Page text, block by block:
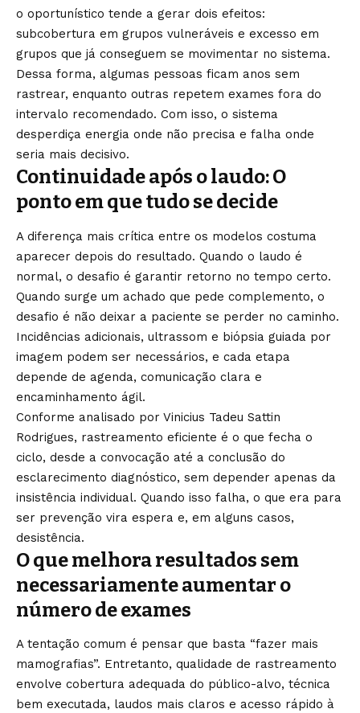
o oportunístico tende a gerar dois efeitos:
subcobertura em grupos vulneráveis e excesso em
grupos que já conseguem se movimentar no sistema.
Dessa forma, algumas pessoas ficam anos sem
rastrear, enquanto outras repetem exames fora do
intervalo recomendado. Com isso, o sistema
desperdiça energia onde não precisa e falha onde
seria mais decisivo.
Continuidade após o laudo: O
ponto em que tudo se decide
A diferença mais crítica entre os modelos costuma
aparecer depois do resultado. Quando o laudo é
normal, o desafio é garantir retorno no tempo certo.
Quando surge um achado que pede complemento, o
desafio é não deixar a paciente se perder no caminho.
Incidências adicionais, ultrassom e biópsia guiada por
imagem podem ser necessários, e cada etapa
depende de agenda, comunicação clara e
encaminhamento ágil.
Conforme analisado por Vinicius Tadeu Sattin
Rodrigues, rastreamento eficiente é o que fecha o
ciclo, desde a convocação até a conclusão do
esclarecimento diagnóstico, sem depender apenas da
insistência individual. Quando isso falha, o que era para
ser prevenção vira espera e, em alguns casos,
desistência.
O que melhora resultados sem
necessariamente aumentar o
número de exames
A tentação comum é pensar que basta “fazer mais
mamografias”. Entretanto, qualidade de rastreamento
envolve cobertura adequada do público-alvo, técnica
bem executada, laudos mais claros e acesso rápido à